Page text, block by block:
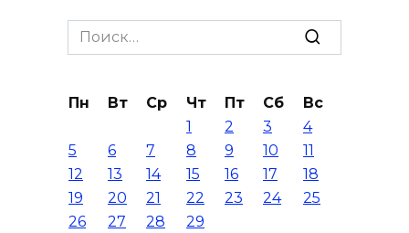
и турниры: как в Ростове
отметят День физкультурника
В Таганроге из-за аварии
отключили свет на четырех
улицах
07 августа 2026 18:42
Search
for:
Пн Вт Ср Чт Пт Сб
Вс
1
2 3
4
5
6 7 8 9 10
11
12
13 14 15 16 17
18
19
20 21 22 23 24
25
26
27 28 29